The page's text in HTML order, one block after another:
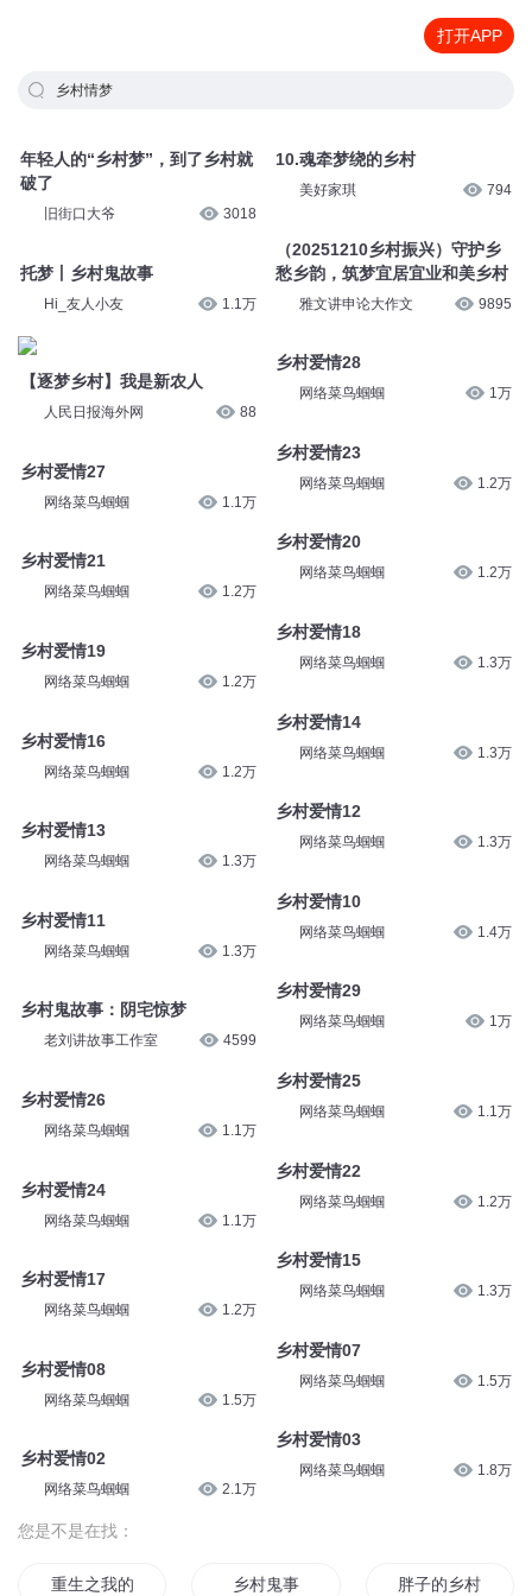
打开APP
乡村情梦
年轻人的“乡村梦”，到了乡村就
破了
旧街口大爷 3018
托梦丨乡村鬼故事
Hi_友人小友 1.1万
【逐梦乡村】我是新农人
人民日报海外网 88
乡村爱情27
网络菜鸟蝈蝈 1.1万
乡村爱情21
网络菜鸟蝈蝈 1.2万
乡村爱情19
网络菜鸟蝈蝈 1.2万
乡村爱情16
网络菜鸟蝈蝈 1.2万
乡村爱情13
网络菜鸟蝈蝈 1.3万
乡村爱情11
网络菜鸟蝈蝈 1.3万
乡村鬼故事：阴宅惊梦
老刘讲故事工作室 4599
乡村爱情26
网络菜鸟蝈蝈 1.1万
乡村爱情24
网络菜鸟蝈蝈 1.1万
乡村爱情17
网络菜鸟蝈蝈 1.2万
乡村爱情08
网络菜鸟蝈蝈 1.5万
乡村爱情02
网络菜鸟蝈蝈 2.1万
10.魂牵梦绕的乡村
美好家琪 794
（20251210乡村振兴）守护乡
愁乡韵，筑梦宜居宜业和美乡村
雅文讲申论大作文 9895
乡村爱情28
网络菜鸟蝈蝈 1万
乡村爱情23
网络菜鸟蝈蝈 1.2万
乡村爱情20
网络菜鸟蝈蝈 1.2万
乡村爱情18
网络菜鸟蝈蝈 1.3万
乡村爱情14
网络菜鸟蝈蝈 1.3万
乡村爱情12
网络菜鸟蝈蝈 1.3万
乡村爱情10
网络菜鸟蝈蝈 1.4万
乡村爱情29
网络菜鸟蝈蝈 1万
乡村爱情25
网络菜鸟蝈蝈 1.1万
乡村爱情22
网络菜鸟蝈蝈 1.2万
乡村爱情15
网络菜鸟蝈蝈 1.3万
乡村爱情07
网络菜鸟蝈蝈 1.5万
乡村爱情03
网络菜鸟蝈蝈 1.8万
您是不是在找：
重生之我的乡村人生 乡村鬼事 胖子的乡村生活